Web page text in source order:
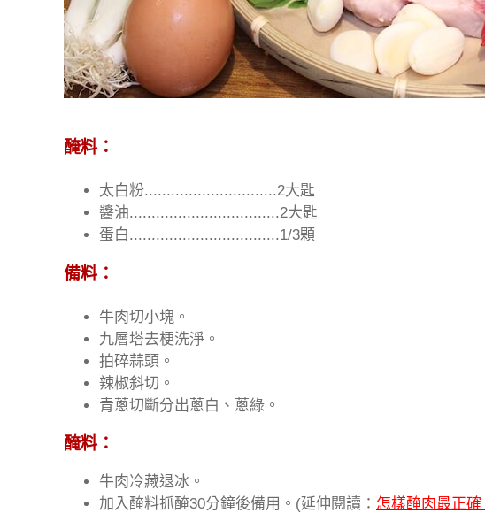
醃料：
太白粉..............................2大匙
醬油..................................2大匙
蛋白..................................1/3顆
備料：
牛肉切小塊。
九層塔去梗洗淨。
拍碎蒜頭。
辣椒斜切 。
青蔥切斷分出蔥白、蔥綠 。
醃料：
牛肉冷藏退冰。
加入醃料抓醃30分鐘後備用。(延伸閱讀： 怎樣醃肉最正確